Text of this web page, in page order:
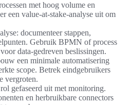
met hoog volume en
een value-at-stake-analyse uit om
documenteer stappen,
Gebruik BPMN of process
data-gedreven beslissingen.
een minimale automatisering
scope. Betrek eindgebruikers
vergroten.
gefaseerd uit met monitoring.
en herbruikbare connectors